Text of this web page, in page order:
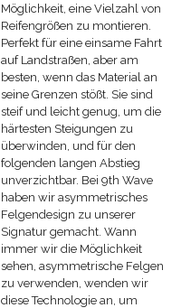
Möglichkeit, eine Vielzahl von
Reifengrößen zu montieren.
Perfekt für eine einsame Fahrt
auf Landstraßen, aber am
besten, wenn das Material an
seine Grenzen stößt. Sie sind
steif und leicht genug, um die
härtesten Steigungen zu
überwinden, und für den
folgenden langen Abstieg
unverzichtbar. Bei 9th Wave
haben wir asymmetrisches
Felgendesign zu unserer
Signatur gemacht. Wann
immer wir die Möglichkeit
sehen, asymmetrische Felgen
zu verwenden, wenden wir
diese Technologie an, um